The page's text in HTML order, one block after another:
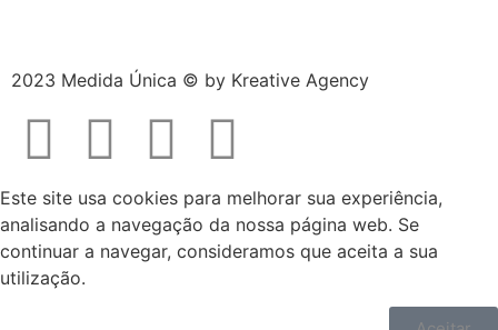
2023 Medida Única © by Kreative Agency
Este site usa cookies para melhorar sua experiência,
analisando a navegação da nossa página web. Se
continuar a navegar, consideramos que aceita a sua
utilização.